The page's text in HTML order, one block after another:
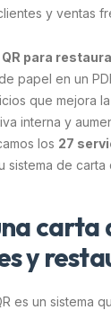
y ventas
para
papel en un
que mejora
interna y
los 27
sistema de carta
y
es un sistema